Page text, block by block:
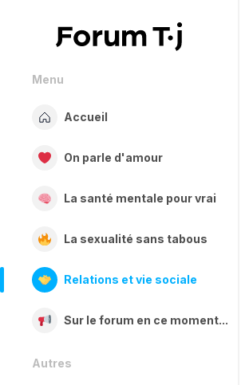
Menu
Accueil
On parle d'amour
La santé mentale pour vrai
La sexualité sans tabous
Relations et vie sociale
Sur le forum en ce moment...
Autres